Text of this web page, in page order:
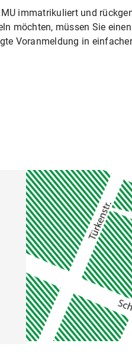
immatrikuliert und
möchten, müssen Sie
Voranmeldung in